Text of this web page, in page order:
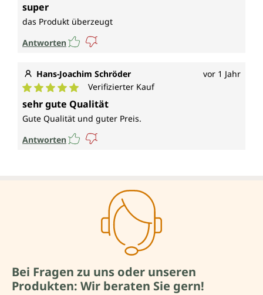
super
das Produkt überzeugt
Antworten
Hans-Joachim Schröder vor 1 Jahr
Durchschnittliche Bewertung von 5 von 5 Sternen
Verifizierter Kauf
sehr gute Qualität
Gute Qualität und guter Preis.
Antworten
Bei Fragen zu uns oder unseren
Produkten: Wir beraten Sie gern!